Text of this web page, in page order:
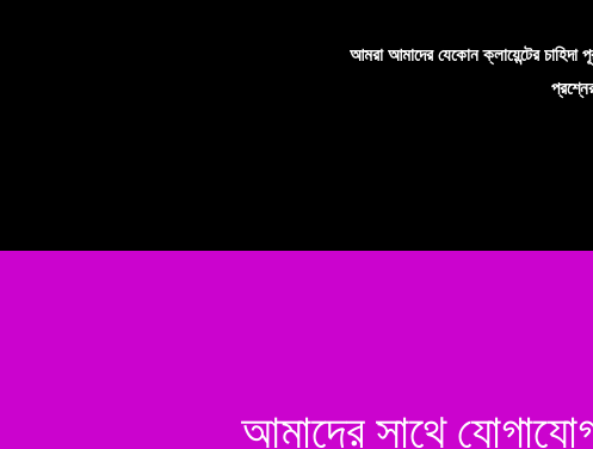
আমরা আমাদের যেকোন ক্লায়েন্টের
আমাদের সাথে